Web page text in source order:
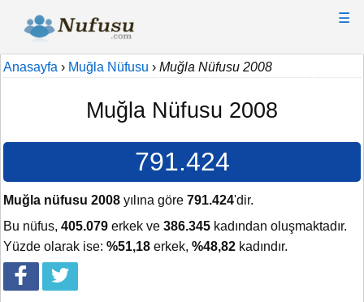
☰
Anasayfa › Muğla Nüfusu › Muğla Nüfusu 2008
Muğla Nüfusu 2008
791.424
Muğla nüfusu 2008 yılına göre 791.424'dir.
Bu nüfus, 405.079 erkek ve 386.345 kadından oluşmaktadır.
Yüzde olarak ise: %51,18 erkek, %48,82 kadındır.